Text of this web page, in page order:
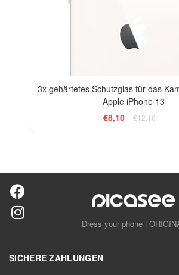
3x gehärtetes Schutzglas für das
Apple iPhone 13
€8,10
€12,10
Dress your phone |
SICHERE ZAHLUNGEN